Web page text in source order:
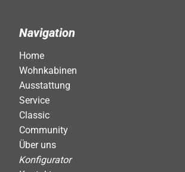
Navigation
Home
Wohnkabinen
Ausstattung
Service
Classic
Community
Über uns
Konfigurator